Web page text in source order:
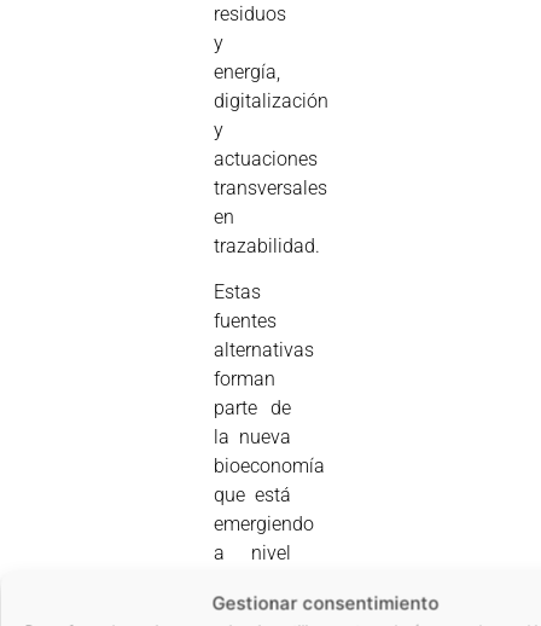
Gestionar consentimiento
residuos
y
energía,
digitalización
y
actuaciones
transversales
en
trazabilidad.
Estas
fuentes
alternativas
forman
parte de
la nueva
bioeconomía
que está
emergiendo
a nivel
y que